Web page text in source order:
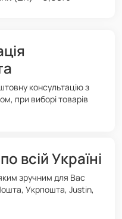
консультацію з
при виборі товарів
всій Україні
зручним для Вас
Укрпошта, Justin,